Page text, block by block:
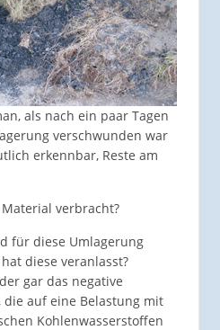
als nach ein paar Tagen
verschwunden war
erkennbar, Reste am
verbracht?
für diese Umlagerung
diese veranlasst?
gar das negative
die auf eine Belastung mit
Kohlenwasserstoffen